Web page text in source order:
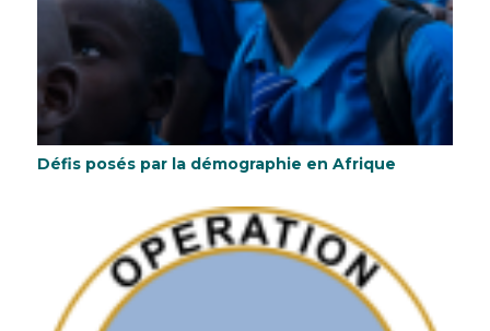
Défis posés par la démographie en Afrique